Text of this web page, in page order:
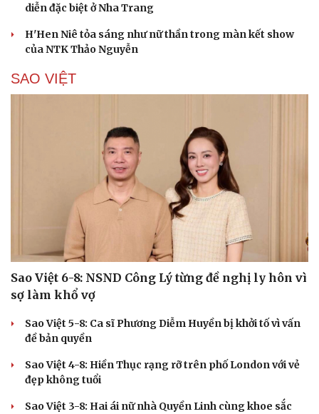
diễn đặc biệt ở Nha Trang
H'Hen Niê tỏa sáng như nữ thần trong màn kết show
của NTK Thảo Nguyễn
SAO VIỆT
Sao Việt 6-8: NSND Công Lý từng đề nghị ly hôn vì
sợ làm khổ vợ
Sao Việt 5-8: Ca sĩ Phương Diễm Huyền bị khởi tố vì vấn
đề bản quyền
Sao Việt 4-8: Hiền Thục rạng rỡ trên phố London với vẻ
đẹp không tuổi
Sao Việt 3-8: Hai ái nữ nhà Quyền Linh cùng khoe sắc